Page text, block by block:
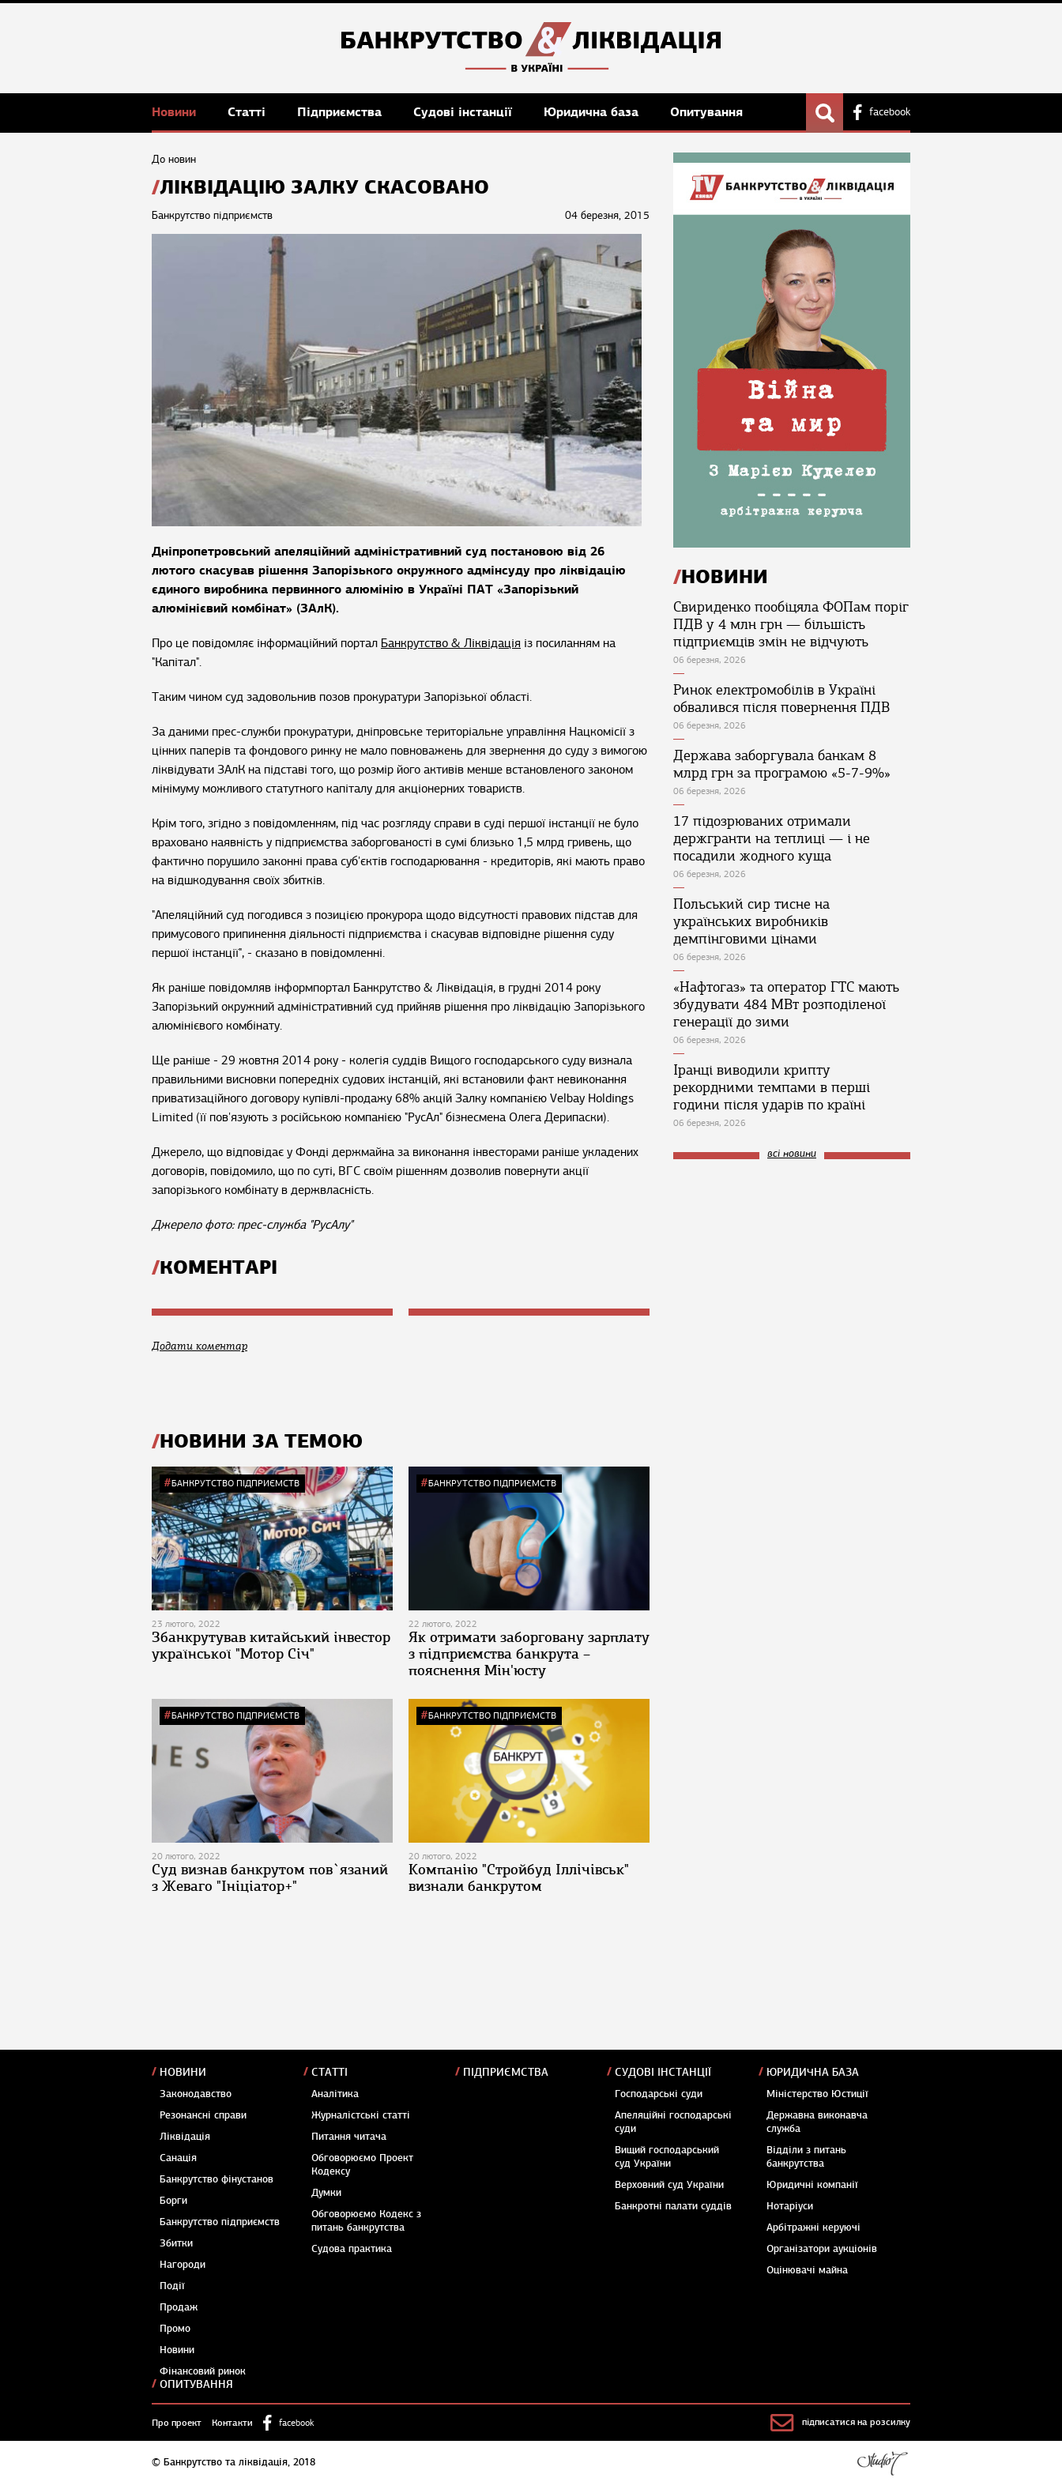
Новини Статті Підприємства Судові інстанції Юридична база Опитування facebook
До новин
ЛІКВІДАЦІЮ ЗАЛКУ СКАСОВАНО
04 березня, 2015
Банкрутство підприємств
Дніпропетровський апеляційний адміністративний суд постановою від 26
лютого скасував рішення Запорізького окружного адмінсуду про ліквідацію
єдиного виробника первинного алюмінію в Україні ПАТ «Запорізький
алюмінієвий комбінат» (ЗАлК).
Про це повідомляє інформаційний портал Банкрутство & Ліквідація із посиланням на
"Капітал".
Таким чином суд задовольнив позов прокуратури Запорізької області.
За даними прес-служби прокуратури, дніпровське територіальне управління Нацкомісії з
цінних паперів та фондового ринку не мало повноважень для звернення до суду з вимогою
ліквідувати ЗАлК на підставі того, що розмір його активів менше встановленого законом
мінімуму можливого статутного капіталу для акціонерних товариств.
Крім того, згідно з повідомленням, під час розгляду справи в суді першої інстанції не було
враховано наявність у підприємства заборгованості в сумі близько 1,5 млрд гривень, що
фактично порушило законні права суб'єктів господарювання - кредиторів, які мають право
на відшкодування своїх збитків.
"Апеляційний суд погодився з позицією прокурора щодо відсутності правових підстав для
примусового припинення діяльності підприємства і скасував відповідне рішення суду
першої інстанції", - сказано в повідомленні.
Як раніше повідомляв інформпортал Банкрутство & Ліквідація, в грудні 2014 року
Запорізький окружний адміністративний суд прийняв рішення про ліквідацію Запорізького
алюмінієвого комбінату.
Ще раніше - 29 жовтня 2014 року - колегія суддів Вищого господарського суду визнала
правильними висновки попередніх судових інстанцій, які встановили факт невиконання
приватизаційного договору купівлі-продажу 68% акцій Залку компанією Velbay Holdings
Limited (її пов'язують з російською компанією "РусАл" бізнесмена Олега Дерипаски).
Джерело, що відповідає у Фонді держмайна за виконання інвесторами раніше укладених
договорів, повідомило, що по суті, ВГС своїм рішенням дозволив повернути акції
запорізького комбінату в держвласність.
Джерело фото: прес-служба "РусАлу"
КОМЕНТАРІ
Додати коментар
НОВИНИ ЗА ТЕМОЮ
БАНКРУТСТВО ПІДПРИЄМСТВ
23 лютого, 2022
Збанкрутував китайський інвестор
української "Мотор Січ"
БАНКРУТСТВО ПІДПРИЄМСТВ
22 лютого, 2022
Як отримати заборговану зарплату
з підприємства банкрута –
пояснення Мін'юсту
БАНКРУТСТВО ПІДПРИЄМСТВ
20 лютого, 2022
Суд визнав банкрутом пов`язаний
з Жеваго "Ініціатор+"
БАНКРУТСТВО ПІДПРИЄМСТВ
20 лютого, 2022
Компанію "Стройбуд Іллічівськ"
визнали банкрутом
НОВИНИ
Свириденко пообіцяла ФОПам поріг
ПДВ у 4 млн грн — більшість
підприємців змін не відчують
06 березня, 2026
Ринок електромобілів в Україні
обвалився після повернення ПДВ
06 березня, 2026
Держава заборгувала банкам 8
млрд грн за програмою «5-7-9%»
06 березня, 2026
17 підозрюваних отримали
держгранти на теплиці — і не
посадили жодного куща
06 березня, 2026
Польський сир тисне на
українських виробників
демпінговими цінами
06 березня, 2026
«Нафтогаз» та оператор ГТС мають
збудувати 484 МВт розподіленої
генерації до зими
06 березня, 2026
Іранці виводили крипту
рекордними темпами в перші
години після ударів по країні
06 березня, 2026
всі новини
НОВИНИ
Законодавство
Резонансні справи
Ліквідація
Санація
Банкрутство фінустанов
Борги
Банкрутство підприємств
Збитки
Нагороди
Події
Продаж
Промо
Новини
Фінансовий ринок
СТАТТІ
Аналітика
Журналістські статті
Питання читача
Обговорюємо Проект
Кодексу
Думки
Обговорюємо Кодекс з
питань банкрутства
Судова практика
ПІДПРИЄМСТВА СУДОВІ ІНСТАНЦІЇ
Господарські суди
Апеляційні господарські
суди
Вищий господарський
суд України
Верховний суд України
Банкротні палати суддів
ЮРИДИЧНА БАЗА
Міністерство Юстиції
Державна виконавча
служба
Відділи з питань
банкрутства
Юридичні компанії
Нотаріуси
Арбітражні керуючі
Організатори аукціонів
Оцінювачі майна
ОПИТУВАННЯ
підписатися на розсилку
Про проект Контакти facebook
© Банкрутство та ліквідація, 2018